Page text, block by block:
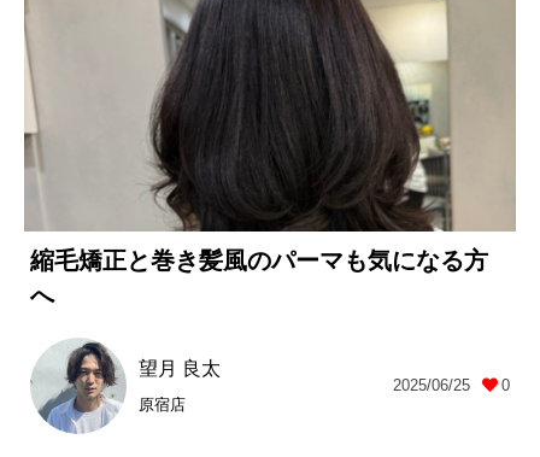
縮毛矯正と巻き髪風のパーマも気になる方
へ
望月 良太
原宿店
2025/06/25 0